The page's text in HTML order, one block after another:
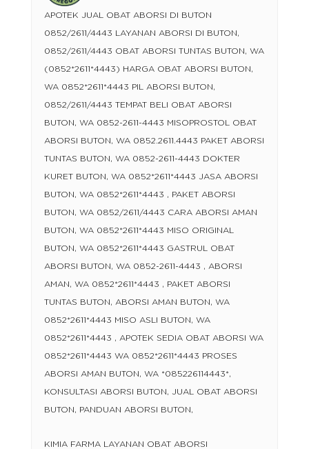
APOTEK JUAL OBAT ABORSI DI BUTON
0852/2611/4443 LAYANAN ABORSI DI BUTON,
0852/2611/4443 OBAT ABORSI TUNTAS BUTON, WA
(0852*2611*4443) HARGA OBAT ABORSI BUTON,
WA 0852*2611*4443 PIL ABORSI BUTON,
0852/2611/4443 TEMPAT BELI OBAT ABORSI
BUTON, WA 0852-2611-4443 MISOPROSTOL OBAT
ABORSI BUTON, WA 0852.2611.4443 PAKET ABORSI
TUNTAS BUTON, WA 0852-2611-4443 DOKTER
KURET BUTON, WA 0852*2611*4443 JASA ABORSI
BUTON, WA 0852*2611*4443 , PAKET ABORSI
BUTON, WA 0852/2611/4443 CARA ABORSI AMAN
BUTON, WA 0852*2611*4443 MISO ORIGINAL
BUTON, WA 0852*2611*4443 GASTRUL OBAT
ABORSI BUTON, WA 0852-2611-4443 , ABORSI
AMAN, WA 0852*2611*4443 , PAKET ABORSI
TUNTAS BUTON, ABORSI AMAN BUTON, WA
0852*2611*4443 MISO ASLI BUTON, WA
0852*2611*4443 , APOTEK SEDIA OBAT ABORSI WA
0852*2611*4443 WA 0852*2611*4443 PROSES
ABORSI AMAN BUTON, WA *085226114443*,
KONSULTASI ABORSI BUTON, JUAL OBAT ABORSI
BUTON, PANDUAN ABORSI BUTON,
KIMIA FARMA LAYANAN OBAT ABORSI